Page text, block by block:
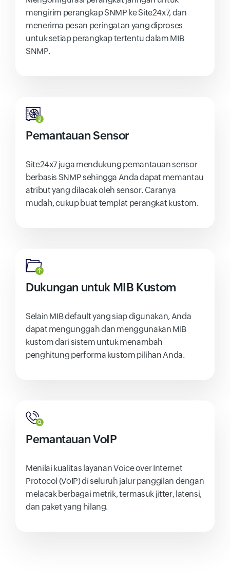
mengirim perangkap SNMP ke Site24x7, dan
menerima pesan peringatan yang diproses
untuk setiap perangkap tertentu dalam MIB
SNMP.
Pemantauan Sensor
Site24x7 juga mendukung pemantauan sensor
berbasis SNMP sehingga Anda dapat memantau
atribut yang dilacak oleh sensor. Caranya
mudah, cukup buat templat perangkat kustom.
Dukungan untuk MIB Kustom
Selain MIB default yang siap digunakan, Anda
dapat mengunggah dan menggunakan MIB
kustom dari sistem untuk menambah
penghitung performa kustom pilihan Anda.
Pemantauan VoIP
Menilai kualitas layanan Voice over Internet
Protocol (VoIP) di seluruh jalur panggilan dengan
melacak berbagai metrik, termasuk jitter, latensi,
dan paket yang hilang.